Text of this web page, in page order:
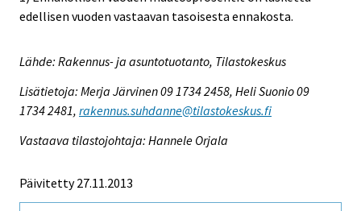
edellisen vuoden vastaavan tasoisesta ennakosta.
Lähde: Rakennus- ja asuntotuotanto, Tilastokeskus
Lisätietoja: Merja Järvinen 09 1734 2458, Heli Suonio 09
1734 2481, rakennus.suhdanne@tilastokeskus.fi
Vastaava tilastojohtaja: Hannele Orjala
Päivitetty 27.11.2013